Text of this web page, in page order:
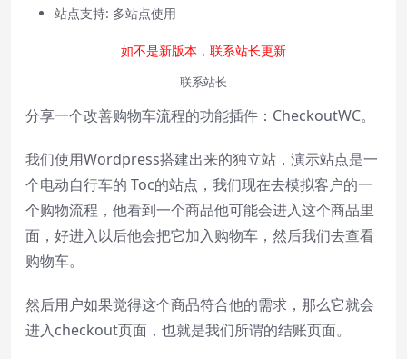
Video
Play
Current Time0:00
Loaded:0%
Seek to live, currently behind liveLIVE
Remaining Time-0:00
1x
Playback Rate
Chapters
站点支持: 多站点使用
如不是新版本，联系站长更新
联系站长
分享一个改善购物车流程的功能插件：CheckoutWC。
我们使用Wordpress搭建出来的独立站，演示站点是一
个电动自行车的 Toc的站点，我们现在去模拟客户的一
个购物流程，他看到一个商品他可能会进入这个商品里
面，好进入以后他会把它加入购物车，然后我们去查看
购物车。
然后用户如果觉得这个商品符合他的需求，那么它就会
进入checkout页面，也就是我们所谓的结账页面。